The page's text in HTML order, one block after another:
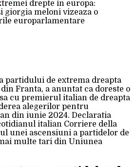
drepte in europa:
giorgia meloni vizeaza o
europarlamentare
partidului de extrema dreapta
Franta, a anuntat ca doreste o
cu premierul italian de dreapta
alegerilor pentru
din iunie 2024. Declaratia
italian Corriere della
unei ascensiuni a partidelor de
multe tari din Uniunea